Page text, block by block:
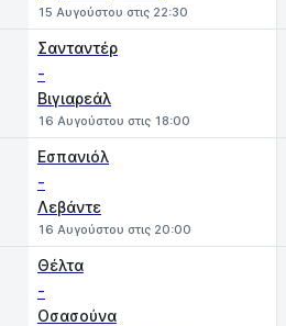
15 Αυγούστου στις 22:30
Σανταντέρ
-
Βιγιαρεάλ
16 Αυγούστου στις 18:00
Εσπανιόλ
-
Λεβάντε
16 Αυγούστου στις 20:00
Θέλτα
-
Οσασούνα